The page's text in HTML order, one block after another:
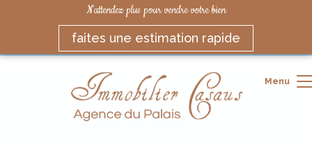
N'attendez plus pour vendre votre bien
faites une estimation rapide
Menu